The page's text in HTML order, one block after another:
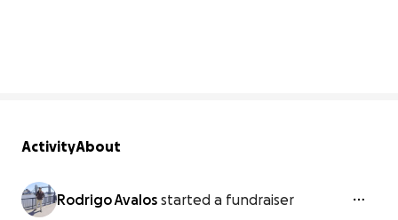
ActivityAbout
Rodrigo Avalos started a fundraiser